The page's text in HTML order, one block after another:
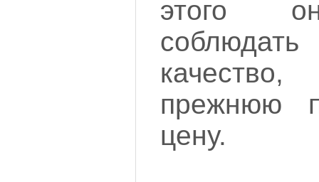
этого
прежнюю
цену.